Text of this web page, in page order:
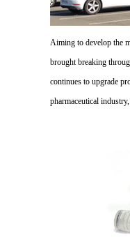
Aiming to develop the
brought breaking
continues to upgrade
pharmaceutical